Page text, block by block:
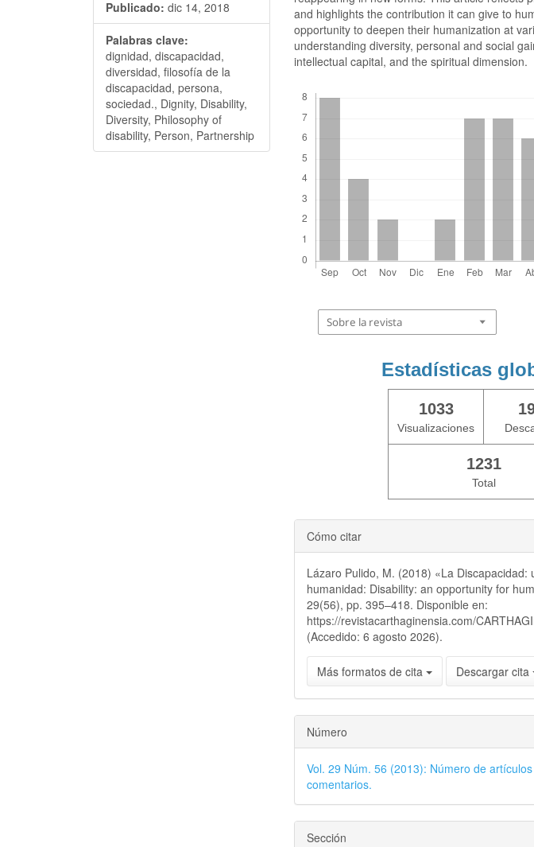
Publicado: dic 14, 2018
Palabras clave:
dignidad, discapacidad,
diversidad, filosofía de la
discapacidad, persona,
sociedad., Dignity, Disability,
Diversity, Philosophy of
disability, Person, Partnership
and highlights the contribution it can give to
opportunity to deepen their humanization at
understanding diversity, personal and social
intellectual capital, and the spiritual dimension.
Sobre la revista
Estadísticas
1033
Visualizaciones
1231
Total
Cómo citar
Lázaro Pulido, M. (2018) «La Discapacidad:
humanidad: Disability: an opportunity for
29(56), pp. 395–418. Disponible en:
https://revistacarthaginensia.com/
(Accedido: 6 agosto 2026).
Más formatos de cita Descargar cita
Número
Vol. 29 Núm. 56 (2013): Número de
comentarios.
Sección